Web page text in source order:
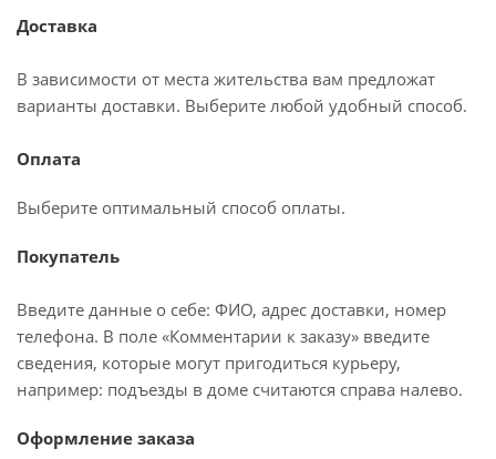
Доставка
В зависимости от места жительства вам предложат
варианты доставки. Выберите любой удобный способ.
Оплата
Выберите оптимальный способ оплаты.
Покупатель
Введите данные о себе: ФИО, адрес доставки, номер
телефона. В поле «Комментарии к заказу» введите
сведения, которые могут пригодиться курьеру,
например: подъезды в доме считаются справа налево.
Оформление заказа